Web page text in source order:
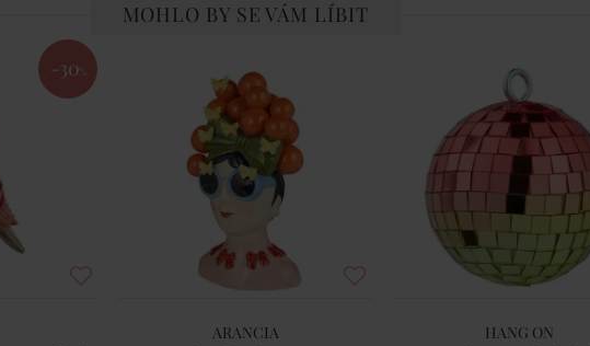
MOHLO BY SE VÁM LÍBIT
-30 %
ARANCIA HANG ON